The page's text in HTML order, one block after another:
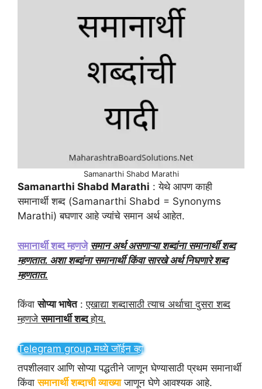
Samanarthi Shabd Marathi
Samanarthi Shabd Marathi : येथे आपण काही
समानार्थी शब्द (Samanarthi Shabd = Synonyms
Marathi) बघणार आहे ज्यांचे समान अर्थ आहेत.
समानार्थी शब्द म्हणजे समान अर्थ असणाऱ्या शब्दांना समानार्थी शब्द
म्हणतात. अशा शब्दांना समानार्थी किंवा सारखे अर्थ निघणारे शब्द
म्हणतात.
किंवासोप्या भाषेत:एखाद्या शब्दासाठी त्याच अर्थाचा दुसरा शब्द
म्हणजेसमानार्थी शब्दहोय.
Telegram group मध्ये जॉईन व्हा
तपशीलवार आणि सोप्या पद्धतीने जाणून घेण्यासाठी प्रथम समानार्थी
किंवासमानार्थी शब्दाची व्याख्याजाणून घेणे आवश्यक आहे.